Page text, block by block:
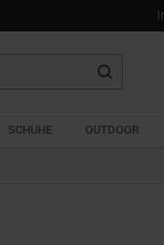
SCHUHE OUTDOOR